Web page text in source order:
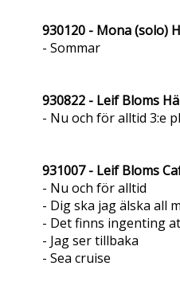
930120 - Mona (solo)
- Sommar
930822 - Leif Bloms
- Nu och för alltid 3:e
931007 - Leif Bloms
- Nu och för alltid
- Dig ska jag älska all
- Det finns ingenting
- Jag ser tillbaka
- Sea cruise